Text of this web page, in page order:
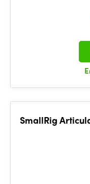
SmallRig